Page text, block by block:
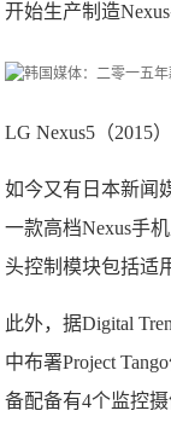
开始生产制造
LG Nexus5（2015
如今又有日本新闻
一款高档Nexus手
头控制模块包括适
此外，据Digital
中布署Project
备配备有4个监控